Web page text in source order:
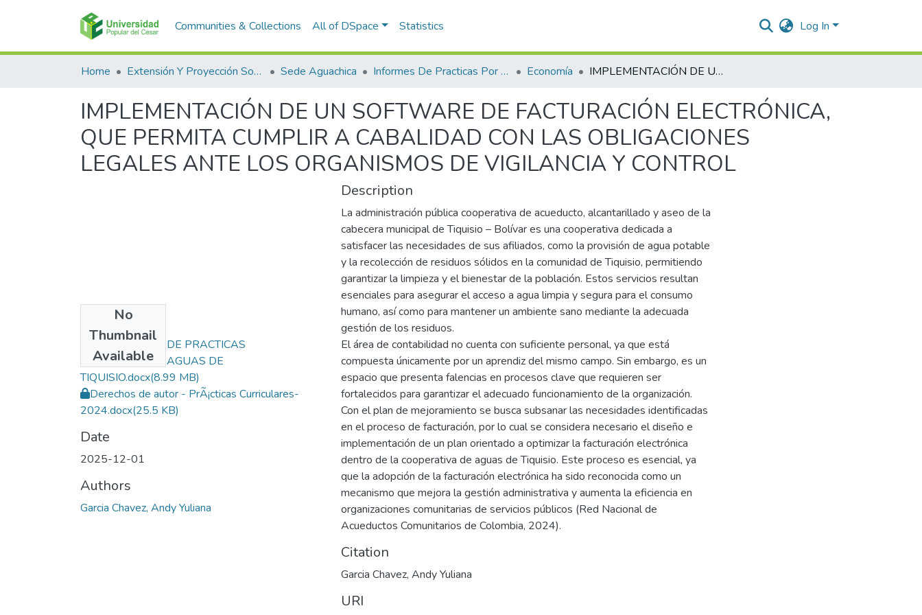
Communities & Collections All of DSpace Statistics Log In
Home Extensión Y Proyección Social Sede Aguachica Informes De Practicas Por Programas Economía IMPLEMENTACIÓN DE UN SOFTWARE DE FACTURACIÓN ELECTRÓNICA, QUE PERMITA CUMPLIR A CABALIDAD CON LAS OBLIGACIONES LEGALES ANTE LOS ORGANISMOS DE VIGILANCIA Y CONTROL
IMPLEMENTACIÓN DE UN SOFTWARE DE FACTURACIÓN ELECTRÓNICA,
QUE PERMITA CUMPLIR A CABALIDAD CON LAS OBLIGACIONES
LEGALES ANTE LOS ORGANISMOS DE VIGILANCIA Y CONTROL
No
Thumbnail
Available
INFORME FINAL DE PRACTICAS
CURRICULARES AGUAS DE
TIQUISIO.docx(8.99 MB)
Derechos de autor - PrÃ¡cticas Curriculares-
2024.docx(25.5 KB)
Date
2025-12-01
Authors
Garcia Chavez, Andy Yuliana
Description
La administración pública cooperativa de acueducto, alcantarillado y aseo de la
cabecera municipal de Tiquisio – Bolívar es una cooperativa dedicada a
satisfacer las necesidades de sus afiliados, como la provisión de agua potable
y la recolección de residuos sólidos en la comunidad de Tiquisio, permitiendo
garantizar la limpieza y el bienestar de la población. Estos servicios resultan
esenciales para asegurar el acceso a agua limpia y segura para el consumo
humano, así como para mantener un ambiente sano mediante la adecuada
gestión de los residuos.
El área de contabilidad no cuenta con suficiente personal, ya que está
compuesta únicamente por un aprendiz del mismo campo. Sin embargo, es un
espacio que presenta falencias en procesos clave que requieren ser
fortalecidos para garantizar el adecuado funcionamiento de la organización.
Con el plan de mejoramiento se busca subsanar las necesidades identificadas
en el proceso de facturación, por lo cual se considera necesario el diseño e
implementación de un plan orientado a optimizar la facturación electrónica
dentro de la cooperativa de aguas de Tiquisio. Este proceso es esencial, ya
que la adopción de la facturación electrónica ha sido reconocida como un
mecanismo que mejora la gestión administrativa y aumenta la eficiencia en
organizaciones comunitarias de servicios públicos (Red Nacional de
Acueductos Comunitarios de Colombia, 2024).
Citation
Garcia Chavez, Andy Yuliana
URI